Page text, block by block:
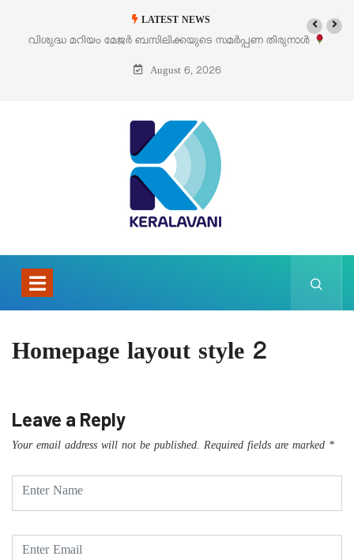
LATEST NEWS
വിശുദ്ധ മറിയം മേജർ ബസിലിക്കയുടെ സമർപ്പണ തിരുനാൾ
ഓഗസ്റ്റ് 5 –
August 6, 2026
Homepage layout style 2
Leave a Reply
Your email address will not be published. Required fields are marked *